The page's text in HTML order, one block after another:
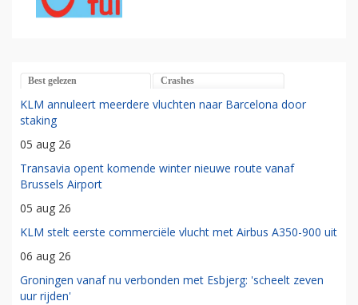
Best gelezen Crashes
KLM annuleert meerdere vluchten naar Barcelona door
staking
05 aug 26
Transavia opent komende winter nieuwe route vanaf
Brussels Airport
05 aug 26
KLM stelt eerste commerciële vlucht met Airbus A350-900 uit
06 aug 26
Groningen vanaf nu verbonden met Esbjerg: 'scheelt zeven
uur rijden'